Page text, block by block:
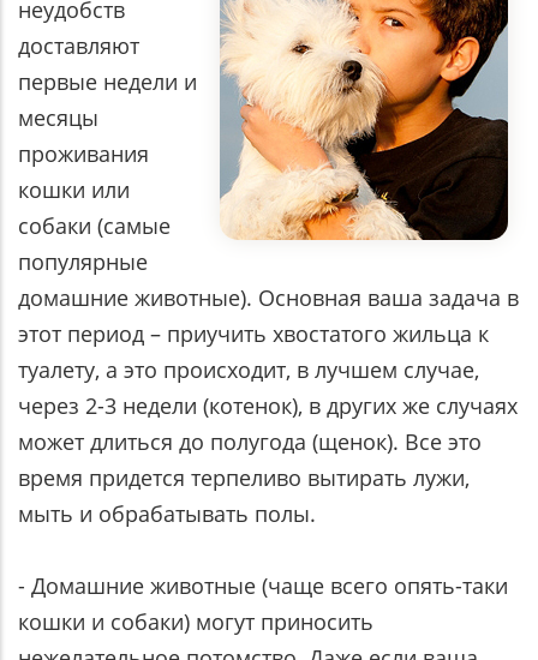
неудобств
доставляют
первые недели и
месяцы
проживания
кошки или
собаки (самые
популярные
домашние животные). Основная ваша задача в
этот период – приучить хвостатого жильца к
туалету, а это происходит, в лучшем случае,
через 2-3 недели (котенок), в других же случаях
может длиться до полугода (щенок). Все это
время придется терпеливо вытирать лужи,
мыть и обрабатывать полы.
- Домашние животные (чаще всего опять-таки
кошки и собаки) могут приносить